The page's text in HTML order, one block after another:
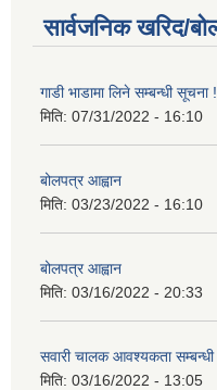
सार्वजनिक खरिद/
गाडी भाडामा लिने सम्बन्धी सूचना !
मिति: 07/31/2022 - 16:10
बोलपत्र आह्वान
मिति: 03/23/2022 - 16:10
बोलपत्र आह्वान
मिति: 03/16/2022 - 20:33
सवारी चालक आवश्यकता
मिति: 03/16/2022 - 13:05